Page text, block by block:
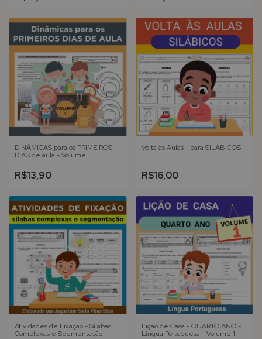
DINÂMICAS para os PRIMEIROS
DIAS de aula - Volume 1
R$13,90
Volta às Aulas - para SILÁBICOS
R$16,00
Atividades de Fixação - Sílabas
Complexas e Segmentação
Lição de Casa - QUARTO ANO -
Língua Portuguesa - Volume 1